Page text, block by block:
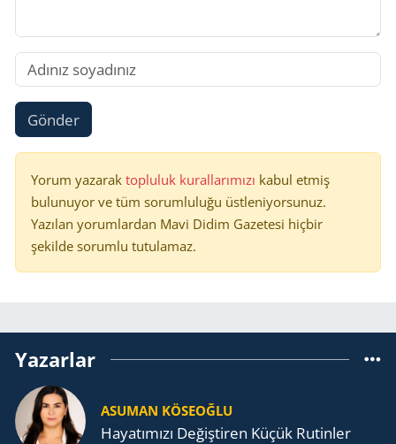
Gönder
Yorum yazarak topluluk kurallarımızı kabul etmiş
bulunuyor ve tüm sorumluluğu üstleniyorsunuz.
Yazılan yorumlardan Mavi Didim Gazetesi hiçbir
şekilde sorumlu tutulamaz.
Yazarlar
ASUMAN KÖSEOĞLU
Ha­ya­tı­mı­zı De­ğiş­ti­ren Küçük Ru­tin­ler